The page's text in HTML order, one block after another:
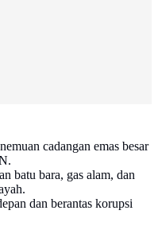
cadangan emas besar
batu bara, gas alam, dan
dan berantas korupsi